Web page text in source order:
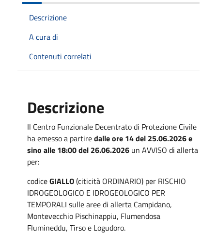
Descrizione
A cura di
Contenuti correlati
Descrizione
Il Centro Funzionale Decentrato di Protezione Civile
ha emesso a partiredalle ore 14 del 25.06.2026 e
sino alle 18:00 del 26.06.2026 un AVVISO di allerta
per:
codiceGIALLO(citicità ORDINARIO) per RISCHIO
IDROGEOLOGICO E IDROGEOLOGICO PER
TEMPORALI sulle aree di allerta Campidano,
Montevecchio Pischinappiu, Flumendosa
Flumineddu, Tirso e Logudoro.